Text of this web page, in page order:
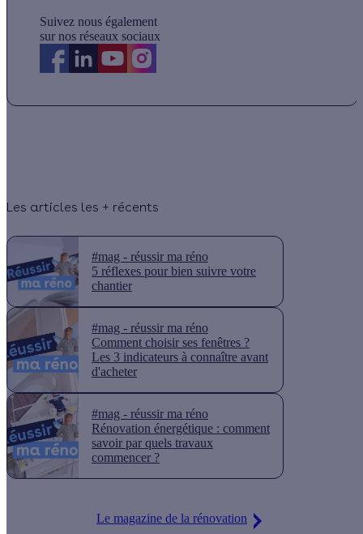
Suivez nous également
sur nos réseaux sociaux
Les articles les + récents
#mag - réussir ma réno
5 réflexes pour bien suivre votre
chantier
#mag - réussir ma réno
Comment choisir ses fenêtres ?
Les 3 indicateurs à connaître avant
d'acheter
#mag - réussir ma réno
Rénovation énergétique : comment
savoir par quels travaux
commencer ?
Le magazine de la rénovation